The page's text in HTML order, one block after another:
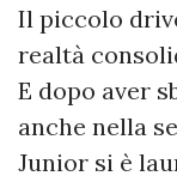
Il piccolo
realtà
E dopo aver
anche nella
Junior si è